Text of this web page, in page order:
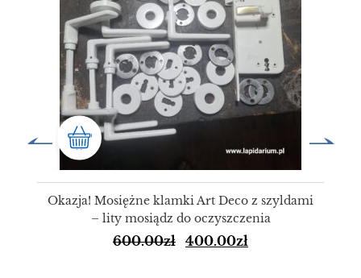
Okazja! Mosiężne klamki Art Deco z szyldami
– lity mosiądz do oczyszczenia
600.00zł 400.00zł